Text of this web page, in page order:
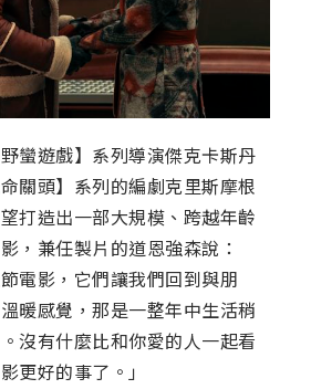
蠻遊戲】系列導演傑克卡斯丹
關頭】系列的編劇克里斯摩根
打造出一部大規模、跨越年齡
，兼任製片的道恩強森說：
電影，它們讓我們回到與朋
暖感覺，那是一整年中生活稍
沒有什麼比和你愛的人一起看
更好的事了。」